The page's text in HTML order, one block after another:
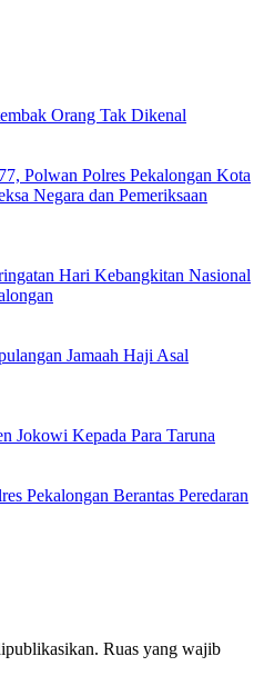
Orang Tak Dikenal
Polwan Polres Pekalongan Kota
Negara dan Pemeriksaan
Hari Kebangkitan Nasional
Jamaah Haji Asal
Jokowi Kepada Para Taruna
Pekalongan Berantas Peredaran
Ruas yang wajib